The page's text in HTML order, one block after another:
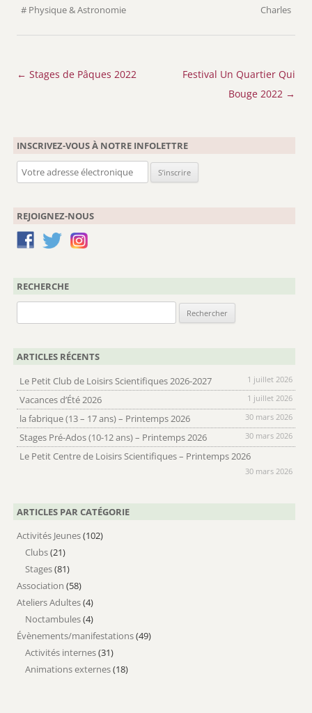
Physique & Astronomie
Charles
Navigation
← Stages de Pâques 2022
Festival Un Quartier Qui
Bouge 2022 →
INSCRIVEZ-VOUS À NOTRE INFOLETTRE
REJOIGNEZ-NOUS
RECHERCHE
ARTICLES RÉCENTS
Le Petit Club de Loisirs Scientifiques 2026-2027
1 juillet 2026
Vacances d’Été 2026 1 juillet 2026
la fabrique (13 – 17 ans) – Printemps 2026 30 mars 2026
Stages Pré-Ados (10-12 ans) – Printemps 2026 30 mars 2026
Le Petit Centre de Loisirs Scientifiques – Printemps 2026
30 mars 2026
ARTICLES PAR CATÉGORIE
Activités Jeunes(102)
Clubs(21)
Stages(81)
Association (58)
Ateliers Adultes(4)
Noctambules(4)
Évènements/manifestations(49)
Activités internes(31)
Animations externes(18)